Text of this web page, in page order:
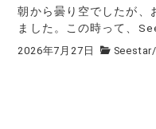
朝から曇り空でしたが、
ました。この時って、
2026年7月27日 Seestar/